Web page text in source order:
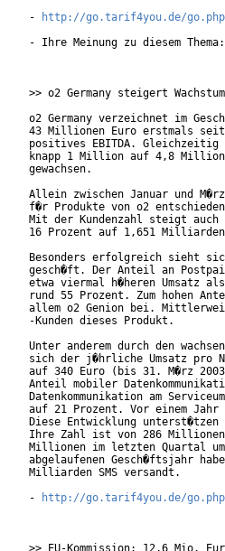
-
http://go.tarif4you.de/
- Ihre Meinung zu diesem Thema:
>> o2 Germany steigert
o2 Germany verzeichnet im
43 Millionen Euro erstmals
positives EBITDA. Gleichzeitig
knapp 1 Million auf 4,8
gewachsen.
Allein zwischen Januar und M�rz
f�r Produkte von o2
Mit der Kundenzahl steigt auch
16 Prozent auf 1,651
Besonders erfolgreich sieht
gesch�ft. Der Anteil an
etwa viermal h�heren Umsatz
rund 55 Prozent. Zum hohen
allem o2 Genion bei.
-Kunden dieses Produkt.
Unter anderem durch den
sich der j�hrliche Umsatz pro
auf 340 Euro (bis 31. M�rz
Anteil mobiler
Datenkommunikation am
auf 21 Prozent. Vor einem
Diese Entwicklung unterst�tzen
Ihre Zahl ist von 286
Millionen im letzten Quartal
abgelaufenen Gesch�ftsjahr
Milliarden SMS versandt.
-
http://go.tarif4you.de/
>> EU-Kommission: 12,6 Mio.